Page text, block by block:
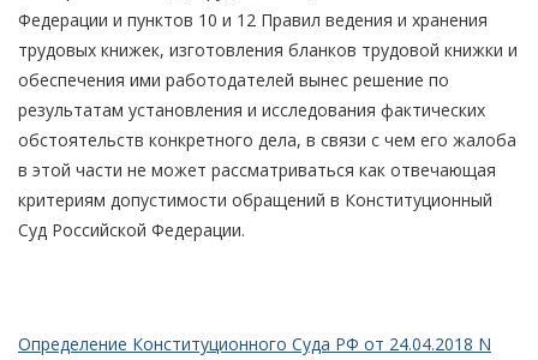
Федерации и пунктов 10 и 12 Правил ведения и хранения
трудовых книжек, изготовления бланков трудовой книжки и
обеспечения ими работодателей вынес решение по
результатам установления и исследования фактических
обстоятельств конкретного дела, в связи с чем его жалоба
в этой части не может рассматриваться как отвечающая
критериям допустимости обращений в Конституционный
Суд Российской Федерации.
Определение Конституционного Суда РФ от 24.04.2018 N